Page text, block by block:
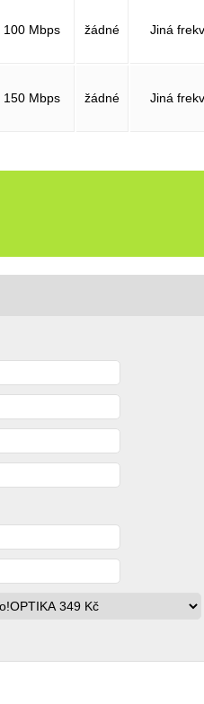
100 Mbps žádné Jiná
150 Mbps žádné Jiná